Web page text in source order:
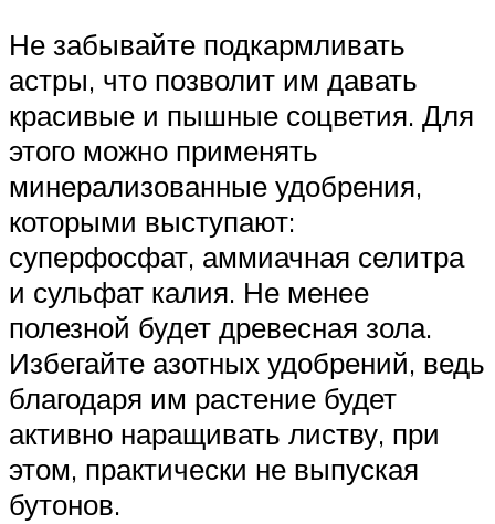
Не забывайте подкармливать
астры, что позволит им давать
красивые и пышные соцветия. Для
этого можно применять
минерализованные удобрения,
которыми выступают:
суперфосфат, аммиачная селитра
и сульфат калия. Не менее
полезной будет древесная зола.
Избегайте азотных удобрений, ведь
благодаря им растение будет
активно наращивать листву, при
этом, практически не выпуская
бутонов.